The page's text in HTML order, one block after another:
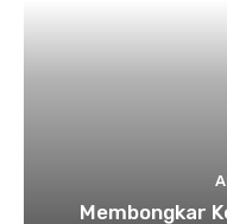
Membongkar